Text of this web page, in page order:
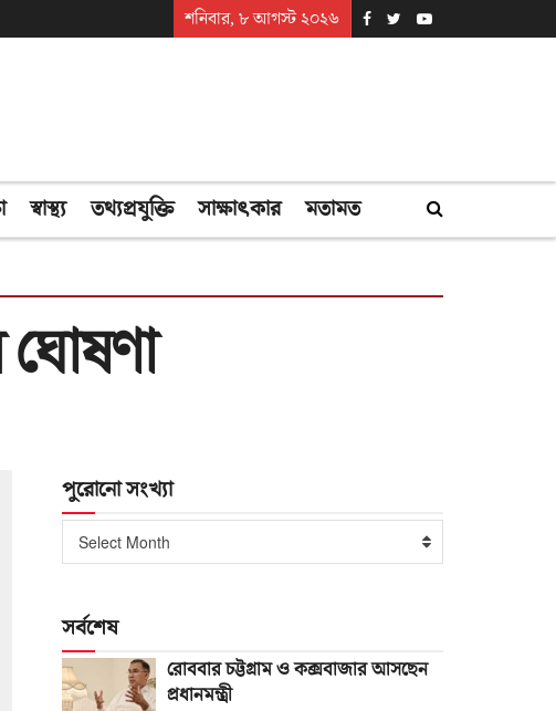
শনিবার, ৮ আগস্ট ২০২৬
স্বাস্থ্য তথ্যপ্রযুক্তি সাক্ষাৎকার মতামত
পুরোনো সংখ্যা
পুরোনো
সংখ্যা
Select Month
সর্বশেষ
রোববার চট্টগ্রাম ও কক্সবাজার আসছেন
প্রধানমন্ত্রী